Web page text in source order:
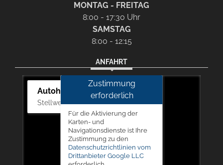
MONTAG - FREITAG
8:00 - 17:30 Uhr
SAMSTAG
8:00 - 12:15
ANFAHRT
Autohaus Picker
Stellwerk 5, 57368 Lennestadt
Zustimmung
erforderlich
Für die Aktivierung der
Karten- und
Navigationsdienste ist Ihre
Zustimmung zu den
Datenschutzrichtlinien vom
Drittanbieter Google LLC